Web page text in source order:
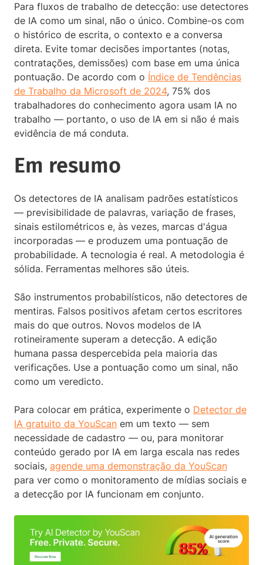
Para fluxos de trabalho de detecção: use detectores
de IA como um sinal, não o único. Combine-os com
o histórico de escrita, o contexto e a conversa
direta. Evite tomar decisões importantes (notas,
contratações, demissões) com base em uma única
pontuação. De acordo com o Índice de Tendências
de Trabalho da Microsoft de 2024, 75% dos
trabalhadores do conhecimento agora usam IA no
trabalho — portanto, o uso de IA em si não é mais
evidência de má conduta.
Em resumo
Os detectores de IA analisam padrões estatísticos
— previsibilidade de palavras, variação de frases,
sinais estilométricos e, às vezes, marcas d'água
incorporadas — e produzem uma pontuação de
probabilidade. A tecnologia é real. A metodologia é
sólida. Ferramentas melhores são úteis.
São instrumentos probabilísticos, não detectores de
mentiras. Falsos positivos afetam certos escritores
mais do que outros. Novos modelos de IA
rotineiramente superam a detecção. A edição
humana passa despercebida pela maioria das
verificações. Use a pontuação como um sinal, não
como um veredicto.
Para colocar em prática, experimente o Detector de
IA gratuito da YouScan em um texto — sem
necessidade de cadastro — ou, para monitorar
conteúdo gerado por IA em larga escala nas redes
sociais, agende uma demonstração da YouScan
para ver como o monitoramento de mídias sociais e
a detecção por IA funcionam em conjunto.